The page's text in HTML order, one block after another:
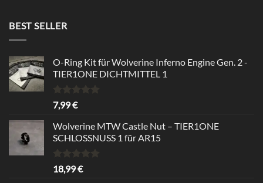
BEST SELLER
O-Ring Kit für Wolverine Inferno Engine Gen. 2 -
TIER1ONE DICHTMITTEL 1
Rated
out of 5
7,99€
Wolverine MTW Castle Nut – TIER1ONE
SCHLOSSNUSS 1 für AR15
Rated5.00
out of 5
18,99€